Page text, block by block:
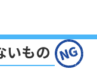
いもの